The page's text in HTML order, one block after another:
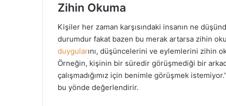
Zihin Okuma
Kişiler her zaman karşısındaki insanın ne
durumdur fakat bazen bu merak artarsa zihin
duygularını, düşüncelerini ve eylemlerini zihin
Örneğin, kişinin bir süredir görüşmediği bir
çalışmadığımız için benimle görüşmek
bu yönde değerlendirir.